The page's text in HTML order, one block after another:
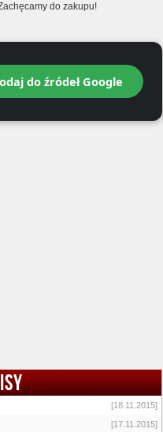
do zakupu!
do źródeł Google
[18.11.2015]
[17.11.2015]